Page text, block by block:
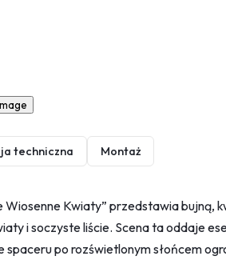
techniczna Montaż
Kwiaty” przedstawia bujną,
i soczyste liście. Scena ta oddaje
po rozświetlonym słońcem